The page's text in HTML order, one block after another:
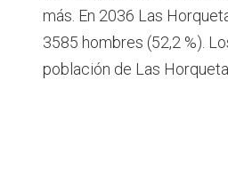
más. En 2036 Las
3585 hombres (52,2 %).
población de Las